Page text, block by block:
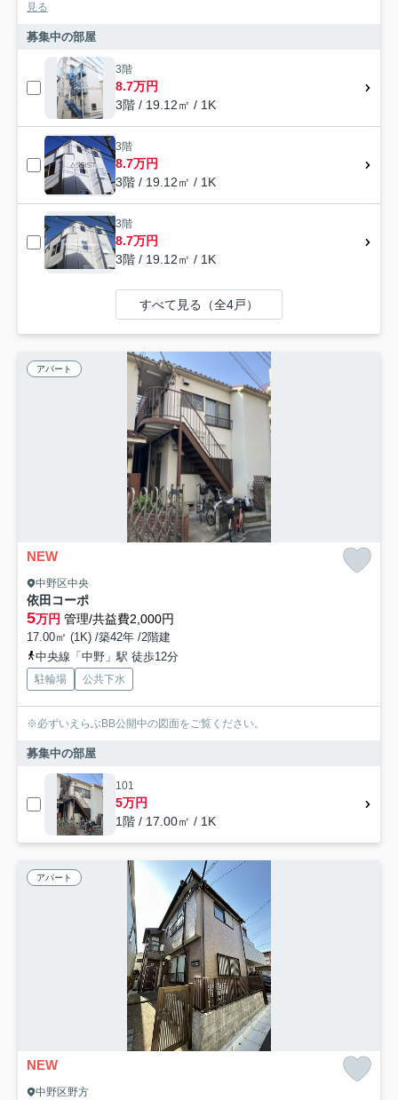
見る
募集中の部屋
3階
8.7万円
3階 / 19.12㎡ / 1K
3階
8.7万円
3階 / 19.12㎡ / 1K
3階
8.7万円
3階 / 19.12㎡ / 1K
すべて見る（全4戸）
アパート
NEW
中野区中央
依田コーポ
5万円 管理/共益費2,000円
17.00㎡ (1K) /築42年 /2階建
中央線「中野」駅 徒歩12分
駐輪場 公共下水
※必ずいえらぶBB公開中の図面をご覧ください。
募集中の部屋
101
5万円
1階 / 17.00㎡ / 1K
アパート
NEW
中野区野方